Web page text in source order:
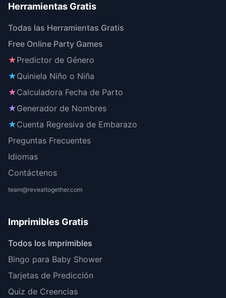
Herramientas Gratis
Todas las Herramientas Gratis
Free Online Party Games
★Predictor de Género
★Quiniela Niño o Niña
★Calculadora Fecha de Parto
★Generador de Nombres
★Cuenta Regresiva de Embarazo
Preguntas Frecuentes
Idiomas
Contáctenos
team@revealtogether.com
Imprimibles Gratis
Todos los Imprimibles
Bingo para Baby Shower
Tarjetas de Predicción
Quiz de Creencias